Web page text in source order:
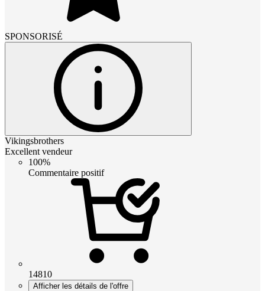
SPONSORISÉ
Vikingsbrothers
Excellent vendeur
100%
Commentaire positif
14810
Afficher les détails de l'offre